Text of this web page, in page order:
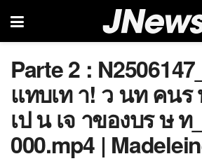
Parte 2 :
แทบเท า! ว นท คนร
เป น เจ าของบร ษ ท
000.mp4 |